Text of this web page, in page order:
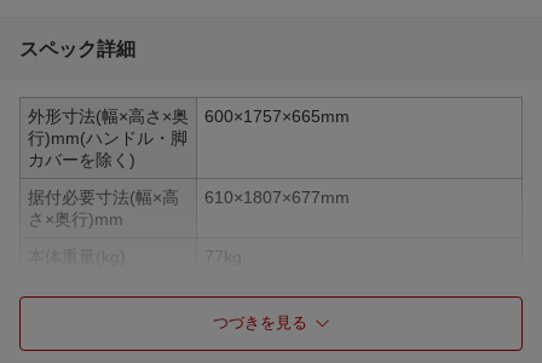
スペック詳細
外形寸法(幅×高さ×奥
行)mm(ハンドル・脚
カバーを除く)
600×1757×665mm
据付必要寸法(幅×高
さ×奥行)mm
610×1807×677mm
本体重量(kg)
77kg
総有効内容量
356L
3ドア
つづきを見る